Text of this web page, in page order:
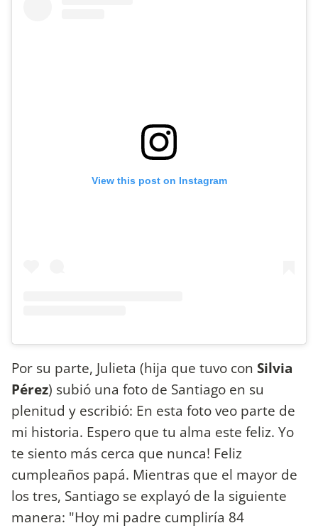
View this post on Instagram
Por su parte, Julieta (hija que tuvo con Silvia
Pérez) subió una foto de Santiago en su
plenitud y escribió: En esta foto veo parte de
mi historia. Espero que tu alma este feliz. Yo
te siento más cerca que nunca! Feliz
cumpleaños papá. Mientras que el mayor de
los tres, Santiago se explayó de la siguiente
manera: "Hoy mi padre cumpliría 84